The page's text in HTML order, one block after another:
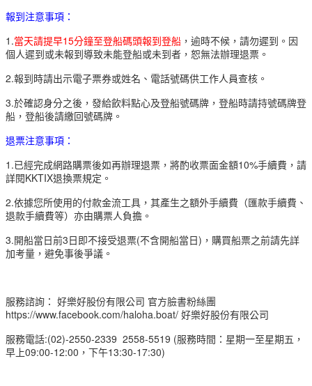
報到注意事項：
1 .當天請提早15分鐘至登船碼頭報到登船 ，逾時不候，請勿遲到。因
個人遲到或未報到導致未能登船或未到者，恕無法辦理退票。
2.報到時請出示電子票券或姓名、電話號碼供工作人員查核。
3.於確認身分之後，發給飲料點心及登船號碼牌，登船時請持號碼牌登
船，登船後請繳回號碼牌。
退票注意事項：
1.已經完成網路購票後如再辦理退票，將酌收票面金額10%手續費，請
詳閱KKTIX退換票規定。
2.依據您所使用的付款金流工具，其產生之額外手續費（匯款手續費、
退款手續費等）亦由購票人負擔。
3.開船當日前3日即不接受退票(不含開船當日)，​購買船票之前請先詳
加考量，避免事後爭議。
服務諮詢： 好樂好股份有限公司 官方臉書粉絲團
https://www.facebook.com/haloha.boat/ 好樂好股份有限公司
服務電話:(02)-2550-2339 2558-5519 (服務時間：星期一至星期五，
早上09:00-12:00，下午13:30-17:30)